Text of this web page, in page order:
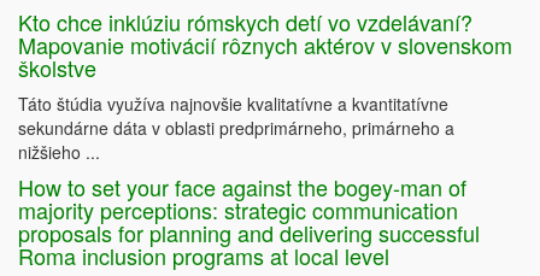
Kto chce inklúziu rómskych detí vo vzdelávaní?
Mapovanie motivácií rôznych aktérov v slovenskom
školstve
Táto štúdia využíva najnovšie kvalitatívne a kvantitatívne
sekundárne dáta v oblasti predprimárneho, primárneho a
nižšieho ...
How to set your face against the bogey-man of
majority perceptions: strategic communication
proposals for planning and delivering successful
Roma inclusion programs at local level